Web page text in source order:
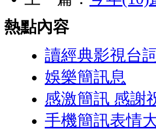
熱點內容
讀經典影視台
娛樂簡訊息
感激簡訊 感謝
手機簡訊表情